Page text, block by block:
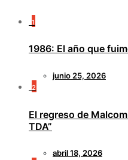
1
1986: El año que
junio 25, 2026
2
El regreso de
TDA”
abril 18, 2026